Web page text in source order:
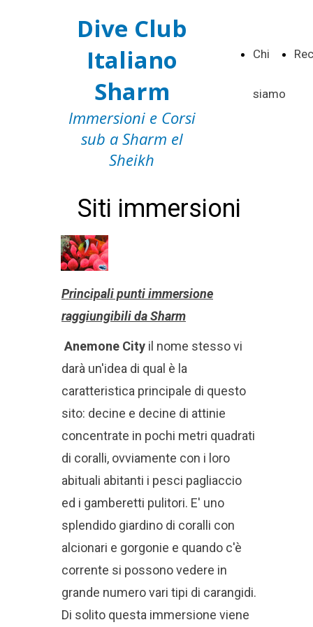
Dive Club
Italiano
Sharm
Immersioni e Corsi
sub a Sharm el
Sheikh
Chi
siamo
Siti immersioni
Principali punti immersione
raggiungibili da Sharm
Anemone City il nome stesso vi
darà un'idea di qual è la
caratteristica principale di questo
sito: decine e decine di attinie
concentrate in pochi metri quadrati
di coralli, ovviamente con i loro
abituali abitanti i pesci pagliaccio
ed i gamberetti pulitori. E' uno
splendido giardino di coralli con
alcionari e gorgonie e quando c'è
corrente si possono vedere in
grande numero vari tipi di carangidi.
Di solito questa immersione viene